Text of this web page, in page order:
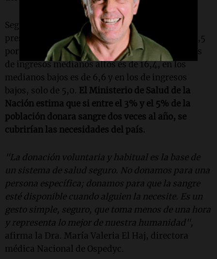
Según la OMS, los países con ingresos altos
presentan una tasa de donación de sangre de 31,5
por cada 1.000 personas, mientras que en países
de ingresos medianos altos es de 16,4, en los
medianos bajos es de 6,6 y en los de ingresos
bajos, solo de 5,0. El Ministerio de Salud de la
Nación estima que si entre el 3% y el 5% de la
población donara sangre dos veces al año, se
cubrirían las necesidades del país.
"La donación voluntaria y habitual es la base de
un sistema de salud seguro. No donamos para una
persona específica; donamos para que la sangre
esté disponible cuando alguien la necesite. Es un
gesto simple, seguro, que toma menos de una hora
y representa lo mejor de nuestra humanidad",
afirma la Dra. María Valeria El Haj, directora
médica Nacional de Ospedyc.